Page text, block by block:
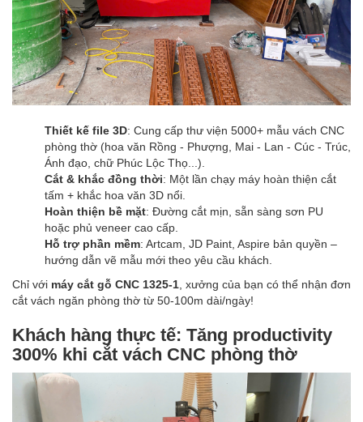
Thiết kế file 3D: Cung cấp thư viện 5000+ mẫu vách CNC
phòng thờ (hoa văn Rồng - Phượng, Mai - Lan - Cúc - Trúc,
Ánh đạo, chữ Phúc Lộc Thọ...).
Cắt & khắc đồng thời: Một lần chạy máy hoàn thiện cắt
tấm + khắc hoa văn 3D nổi.
Hoàn thiện bề mặt: Đường cắt mịn, sẵn sàng sơn PU
hoặc phủ veneer cao cấp.
Hỗ trợ phần mềm: Artcam, JD Paint, Aspire bản quyền –
hướng dẫn vẽ mẫu mới theo yêu cầu khách.
Chỉ với máy cắt gỗ CNC 1325-1 , xưởng của bạn có thể nhận đơn
cắt vách ngăn phòng thờ từ 50-100m dài/ngày!
Khách hàng thực tế: Tăng productivity
300% khi cắt vách CNC phòng thờ